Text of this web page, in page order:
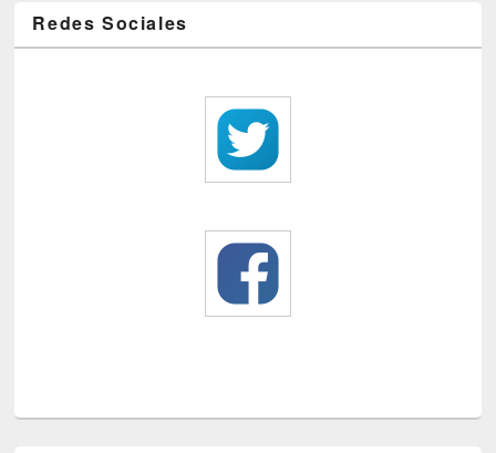
Redes Sociales